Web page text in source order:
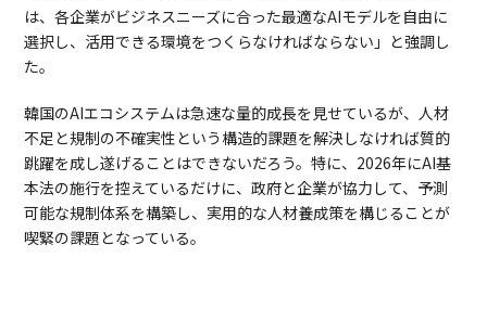
は、各企業がビジネスニーズに合った最適なAIモデルを自由に
選択し、活用できる環境をつくらなければならない」と強調し
た。
韓国のAIエコシステムは急速な量的成長を見せているが、人材
不足と規制の不確実性という構造的課題を解決しなければ質的
跳躍を成し遂げることはできないだろう。特に、2026年にAI基
本法の施行を控えているだけに、政府と企業が協力して、予測
可能な規制体系を構築し、実用的な人材養成策を構じることが
喫緊の課題となっている。